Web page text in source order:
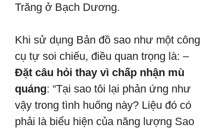
Trăng ở Bạch Dương.
Khi sử dụng Bản đồ sao như một công
cụ tự soi chiếu, điều quan trọng là: –
Đặt câu hỏi thay vì chấp nhận mù
quáng: “Tại sao tôi lại phản ứng như
vậy trong tình huống này? Liệu đó có
phải là biểu hiện của năng lượng Sao